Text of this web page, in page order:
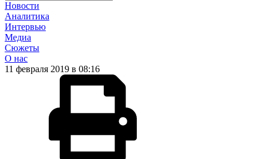
Новости
Аналитика
Интервью
Медиа
Сюжеты
О нас
11 февраля 2019 в 08:16